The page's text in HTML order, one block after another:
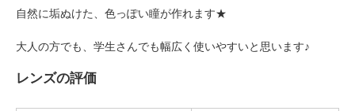
自然に垢ぬけた、色っぽい瞳が作れます★
大人の方でも、学生さんでも幅広く使いやすいと思います♪
レンズの評価